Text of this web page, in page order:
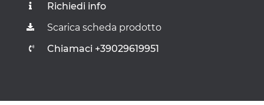
Richiedi info
Scarica scheda prodotto
Chiamaci +39029619951